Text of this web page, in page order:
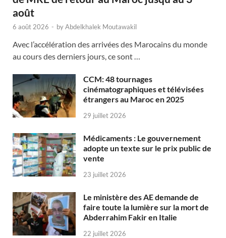
août
6 août 2026 - byAbdelkhalek Moutawakil
Avec l’accélération des arrivées des Marocains du monde
au cours des derniers jours, ce sont …
CCM: 48 tournages
cinématographiques et télévisées
étrangers au Maroc en 2025
29 juillet 2026
Médicaments : Le gouvernement
adopte un texte sur le prix public de
vente
23 juillet 2026
Le ministère des AE demande de
faire toute la lumière sur la mort de
Abderrahim Fakir en Italie
22 juillet 2026